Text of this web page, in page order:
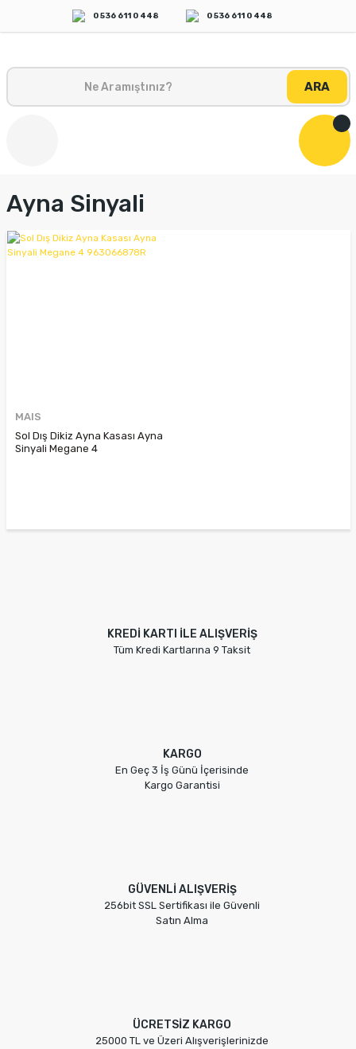
0 536 611 0 448 0 536 611 0 448
ARA
Ayna Sinyali
MAIS
Sol Dış Dikiz Ayna Kasası Ayna
Sinyali Megane 4
KREDİ KARTI İLE ALIŞVERİŞ
Tüm Kredi Kartlarına 9 Taksit
KARGO
En Geç 3 İş Günü İçerisinde
Kargo Garantisi
GÜVENLİ ALIŞVERİŞ
256bit SSL Sertifikası ile Güvenli
Satın Alma
ÜCRETSİZ KARGO
25000 TL ve Üzeri Alışverişlerinizde